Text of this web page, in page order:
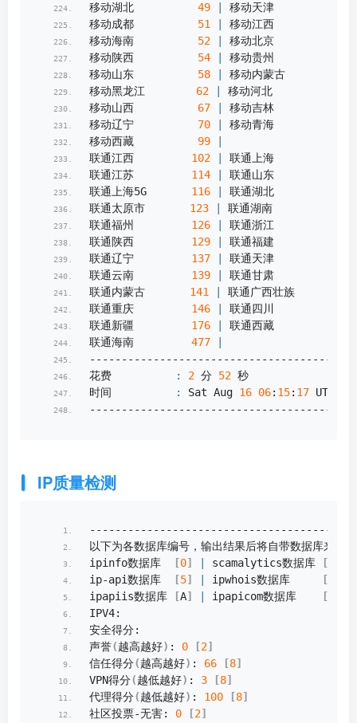
移动湖北 49 移动天津
移动成都 51 移动江西
移动海南 52 移动北京
移动陕西 54 移动贵州
移动山东 58 移动内蒙古
移动黑龙江 62 移动河北
移动山西 67 移动吉林
移动辽宁 70 移动青海
移动西藏 99
联通江西 102 联通上海
联通江苏 114 联通山东
联通上海5G 116 联通湖北
联通太原市 123 联通湖南
联通福州 126 联通浙江
联通陕西 129 联通福建
联通辽宁 137 联通天津
联通云南 139 联通甘肃
联通内蒙古 141 联通广西壮族
联通重庆 146 联通四川
联通新疆 176 联通西藏
联通海南 477
花费
: 2 分 52 秒
时间
: Sat Aug 16 06: 15: 17 UTC
IP质量检测
--------------------------------------IP
以下为各数据库编号，输出结果后将自带数据库来源
ipinfo数据库
[0] scamalytics数据库 [
ip-api数据库
[5] ipwhois数据库 [
ipapiis数据库
[A] ipapicom数据库 [
IPV4:
安全得分:
声誉(越高越好) : 0 [2]
信任得分(越高越好) : 66 [8]
VPN得分(越低越好) : 3 [8]
代理得分(越低越好) : 100 [8]
社区投票-无害: 0 [2]